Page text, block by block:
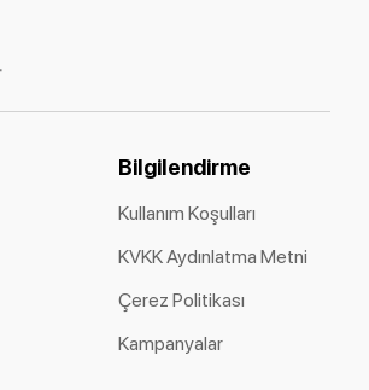
Bilgilendirme
Kullanım Koşulları
KVKK Aydınlatma Metni
Çerez Politikası
Kampanyalar